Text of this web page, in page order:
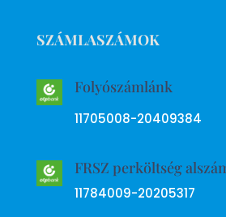
SZÁMLASZÁMOK
Folyószámlánk
11705008-20409384
FRSZ perköltség
11784009-20205317